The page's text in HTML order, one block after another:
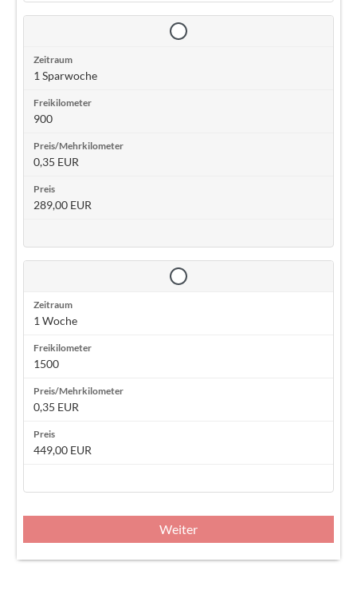
1 Sparwoche
900
0,35 EUR
289,00 EUR
1 Woche
1500
0,35 EUR
449,00 EUR
Weiter